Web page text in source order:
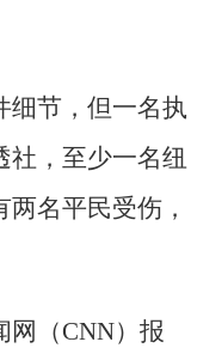
细节，但一名执
社，至少一名纽
名平民受伤，
网（CNN）报